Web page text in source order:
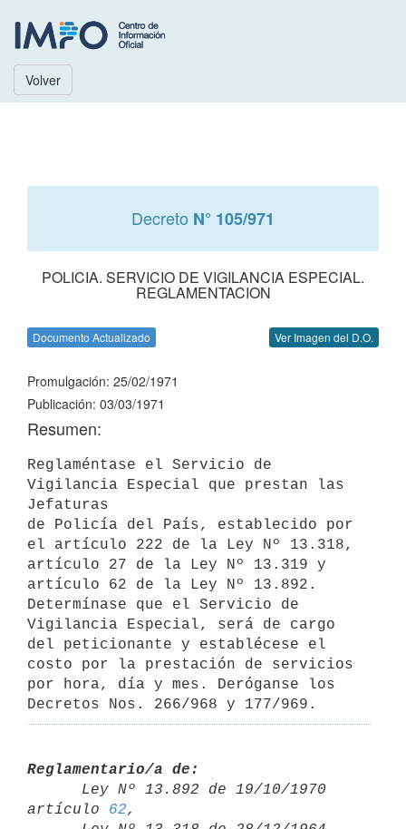
Volver
Decreto N° 105/971
POLICIA. SERVICIO DE VIGILANCIA ESPECIAL.
REGLAMENTACION
Documento Actualizado Ver Imagen del D.O.
Promulgación: 25/02/1971
Publicación: 03/03/1971
Resumen:
Reglaméntase el Servicio de
Vigilancia Especial que prestan las
Jefaturas
de Policía del País, establecido por
el artículo 222 de la Ley Nº 13.318,
artículo 27 de la Ley Nº 13.319 y
artículo 62 de la Ley Nº 13.892.
Determínase que el Servicio de
Vigilancia Especial, será de cargo
del peticionante y establécese el
costo por la prestación de servicios
por hora, día y mes. Deróganse los
Decretos Nos. 266/968 y 177/969.
Reglamentario/a de:
artículo 62,